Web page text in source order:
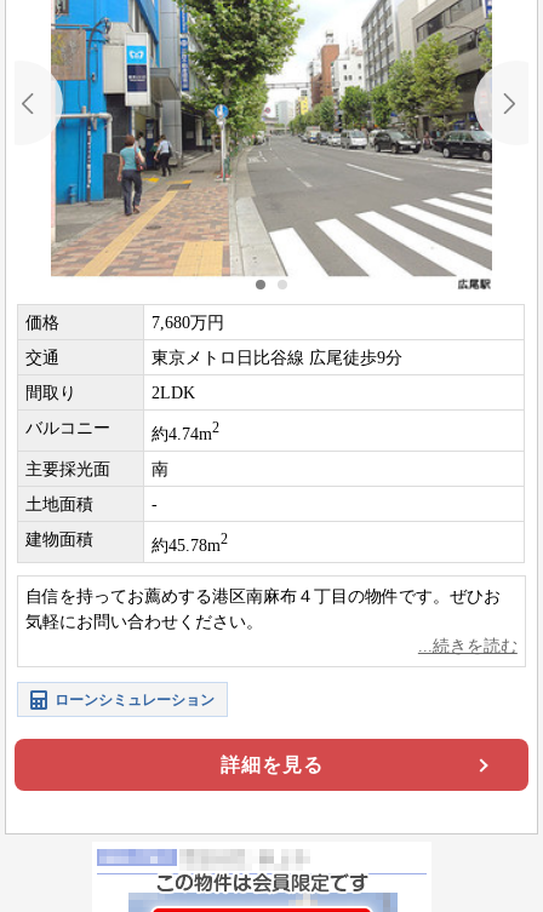
価格
7,680万円
交通
東京メトロ日比谷線 広尾徒歩9分
間取り
2LDK
バルコニー
約4.74m2
主要採光面
南
土地面積
-
建物面積
約45.78m2
自信を持ってお薦めする港区南麻布４丁目の物件です。ぜひお
気軽にお問い合わせください。
ローンシミュレーション
詳細を見る